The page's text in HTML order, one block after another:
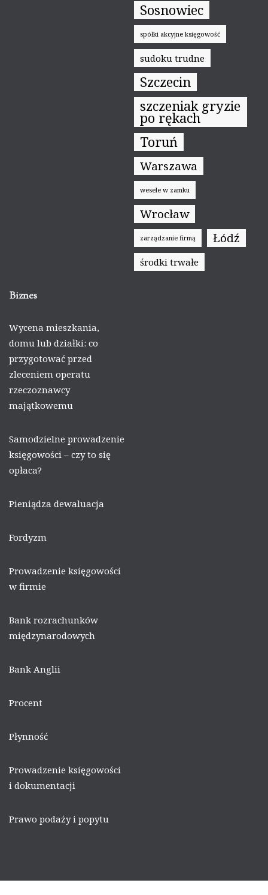
Sosnowiec
spółki akcyjne księgowość
sudoku trudne
Szczecin
szczeniak gryzie
po rękach
Toruń
Warszawa
wesele w zamku
Wrocław
zarządzanie firmą Łódź
środki trwałe
Biznes
Wycena mieszkania,
domu lub działki: co
przygotować przed
zleceniem operatu
rzeczoznawcy
majątkowemu
Samodzielne prowadzenie
księgowości – czy to się
opłaca?
Pieniądza dewaluacja
Fordyzm
Prowadzenie księgowości
w firmie
Bank rozrachunków
międzynarodowych
Bank Anglii
Procent
Płynność
Prowadzenie księgowości
i dokumentacji
Prawo podaży i popytu